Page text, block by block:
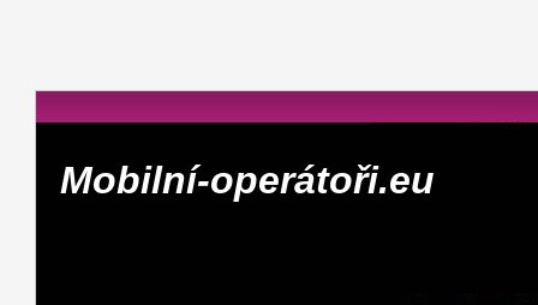
Mobilní-operátoři.eu